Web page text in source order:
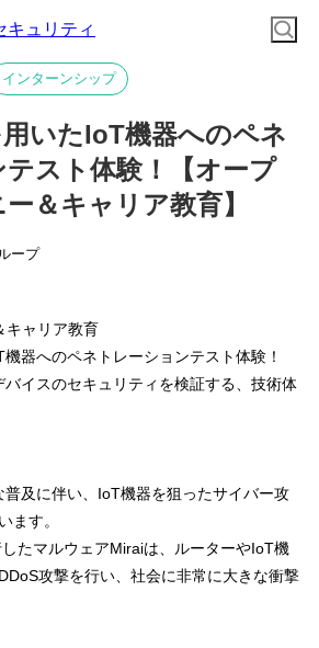
キュリティ
インターンシップ
いたIoT機器へのペネ
テスト体験！【オープ
＆キャリア教育】
ープ
キャリア教育
器へのペネトレーションテスト体験！
バイスのセキュリティを検証する、技術体
及に伴い、IoT機器を狙ったサイバー攻
ます。
たマルウェアMiraiは、ルーターやIoT機
攻撃を行い、社会に非常に大きな衝撃